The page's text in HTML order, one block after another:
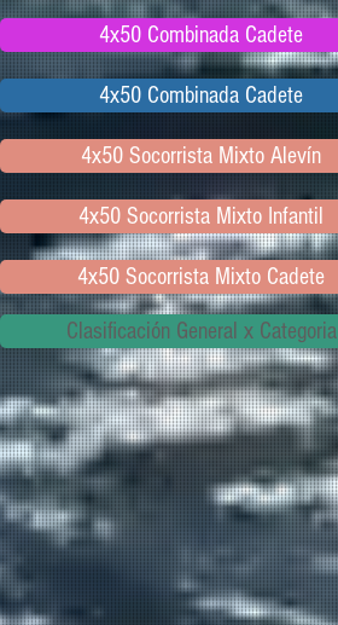
4x50 Combinada Cadete
4x50 Combinada Cadete
4x50 Socorrista Mixto Alevín
4x50 Socorrista Mixto Infantil
4x50 Socorrista Mixto Cadete
Clasificación General x Categoria